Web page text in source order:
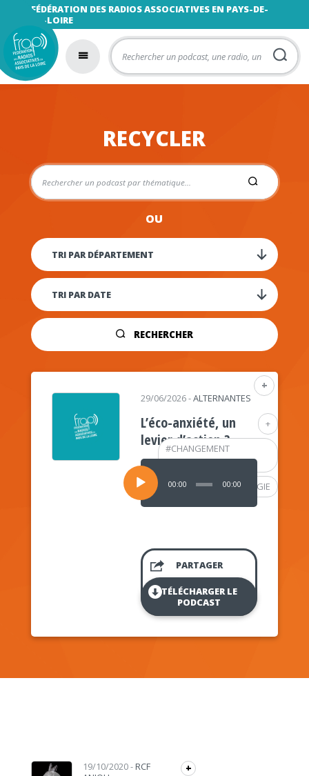
FÉDÉRATION DES RADIOS ASSOCIATIVES EN PAYS-DE-
LA-LOIRE
RECYCLER
OU
RECHERCHER
+
+
#CHANGEMENT
CLIMATIQUE
#PSYCHOLOGIE
29/06/2026-ALTERNANTES
L’éco-anxiété, un
levier d’action ?
Lecteur
audio
00:00 00:00
PARTAGER
TÉLÉCHARGER LE
PODCAST
Lecteur audio 19/10/2020- RCF
+